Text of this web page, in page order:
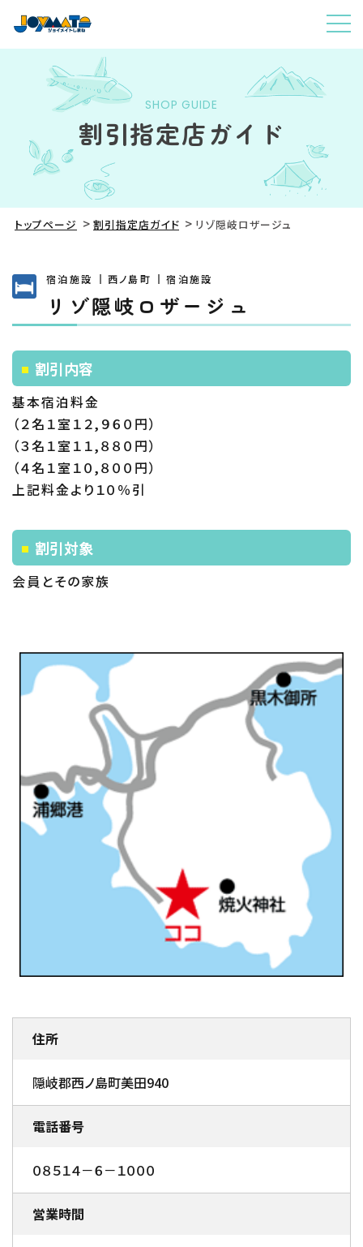
SHOP GUIDE
割引指定店ガイド
トップページ 割引指定店ガイド リゾ隠岐ロザージュ
宿泊施設 西ノ島町 宿泊施設
リゾ隠岐ロザージュ
割引内容
基本宿泊料金
（２名１室１２,９６０円）
（３名１室１１,８８０円）
（４名１室１０,８００円）
上記料金より１０％引
割引対象
会員とその家族
住所
隠岐郡西ノ島町美田940
電話番号
０８５１４－６－１０００
営業時間